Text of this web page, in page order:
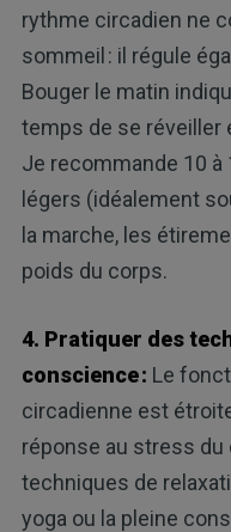
rythme circadien ne
sommeil : il régule
Bouger le matin
temps de se réveiller
Je recommande 10
légers (idéalement
la marche, les
poids du corps.
4. Pratiquer des
conscience : Le
circadienne est
réponse au stress du
techniques de
yoga ou la pleine